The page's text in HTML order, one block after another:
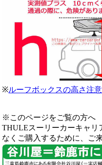
※ルーフボックスの高さ注
※このページをご覧の方へ
THULEスーリーカーキャリ
なくご購入するために、ご